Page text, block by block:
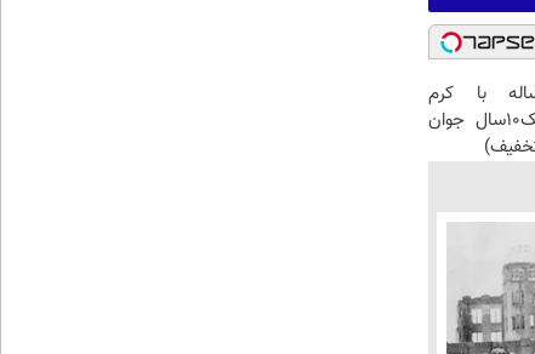
آقای58ساله با کرم
ضدچروک جلبک10سال جوان